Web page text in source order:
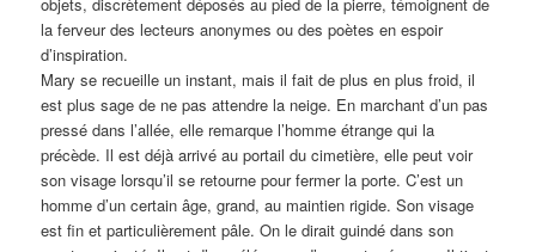
la ferveur des lecteurs anonymes ou des poètes en espoir
d’inspiration.
Mary se recueille un instant, mais il fait de plus en plus froid, il
est plus sage de ne pas attendre la neige. En marchant d’un pas
pressé dans l’allée, elle remarque l’homme étrange qui la
précède. Il est déjà arrivé au portail du cimetière, elle peut voir
son visage lorsqu’il se retourne pour fermer la porte. C’est un
homme d’un certain âge, grand, au maintien rigide. Son visage
est fin et particulièrement pâle. On le dirait guindé dans son